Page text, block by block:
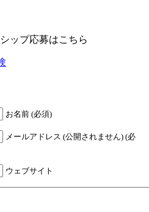
ップ応募はこちら
お名前 (必須)
メールアドレス (公開されません) (必
ウェブサイト